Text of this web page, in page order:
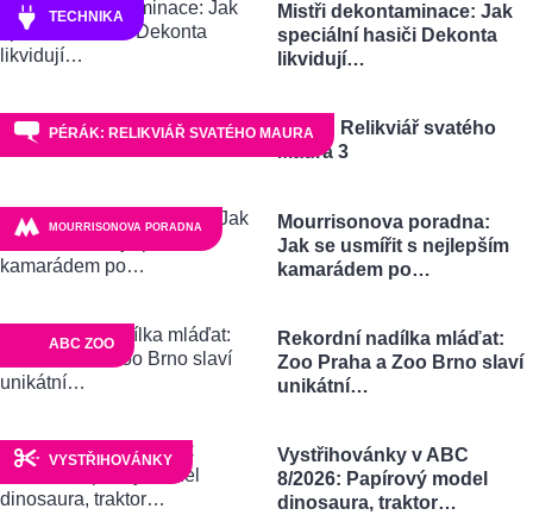
TECHNIKA
Mistři dekontaminace: Jak
speciální hasiči Dekonta
likvidují…
PÉRÁK: RELIKVIÁŘ SVATÉHO MAURAPérák: Relikviář svatého
Maura 3
MOURRISONOVA PORADNA
Mourrisonova poradna:
Jak se usmířit s nejlepším
kamarádem po…
ABC ZOO
Rekordní nadílka mláďat:
Zoo Praha a Zoo Brno slaví
unikátní…
VYSTŘIHOVÁNKY
Vystřihovánky v ABC
8/2026: Papírový model
dinosaura, traktor…